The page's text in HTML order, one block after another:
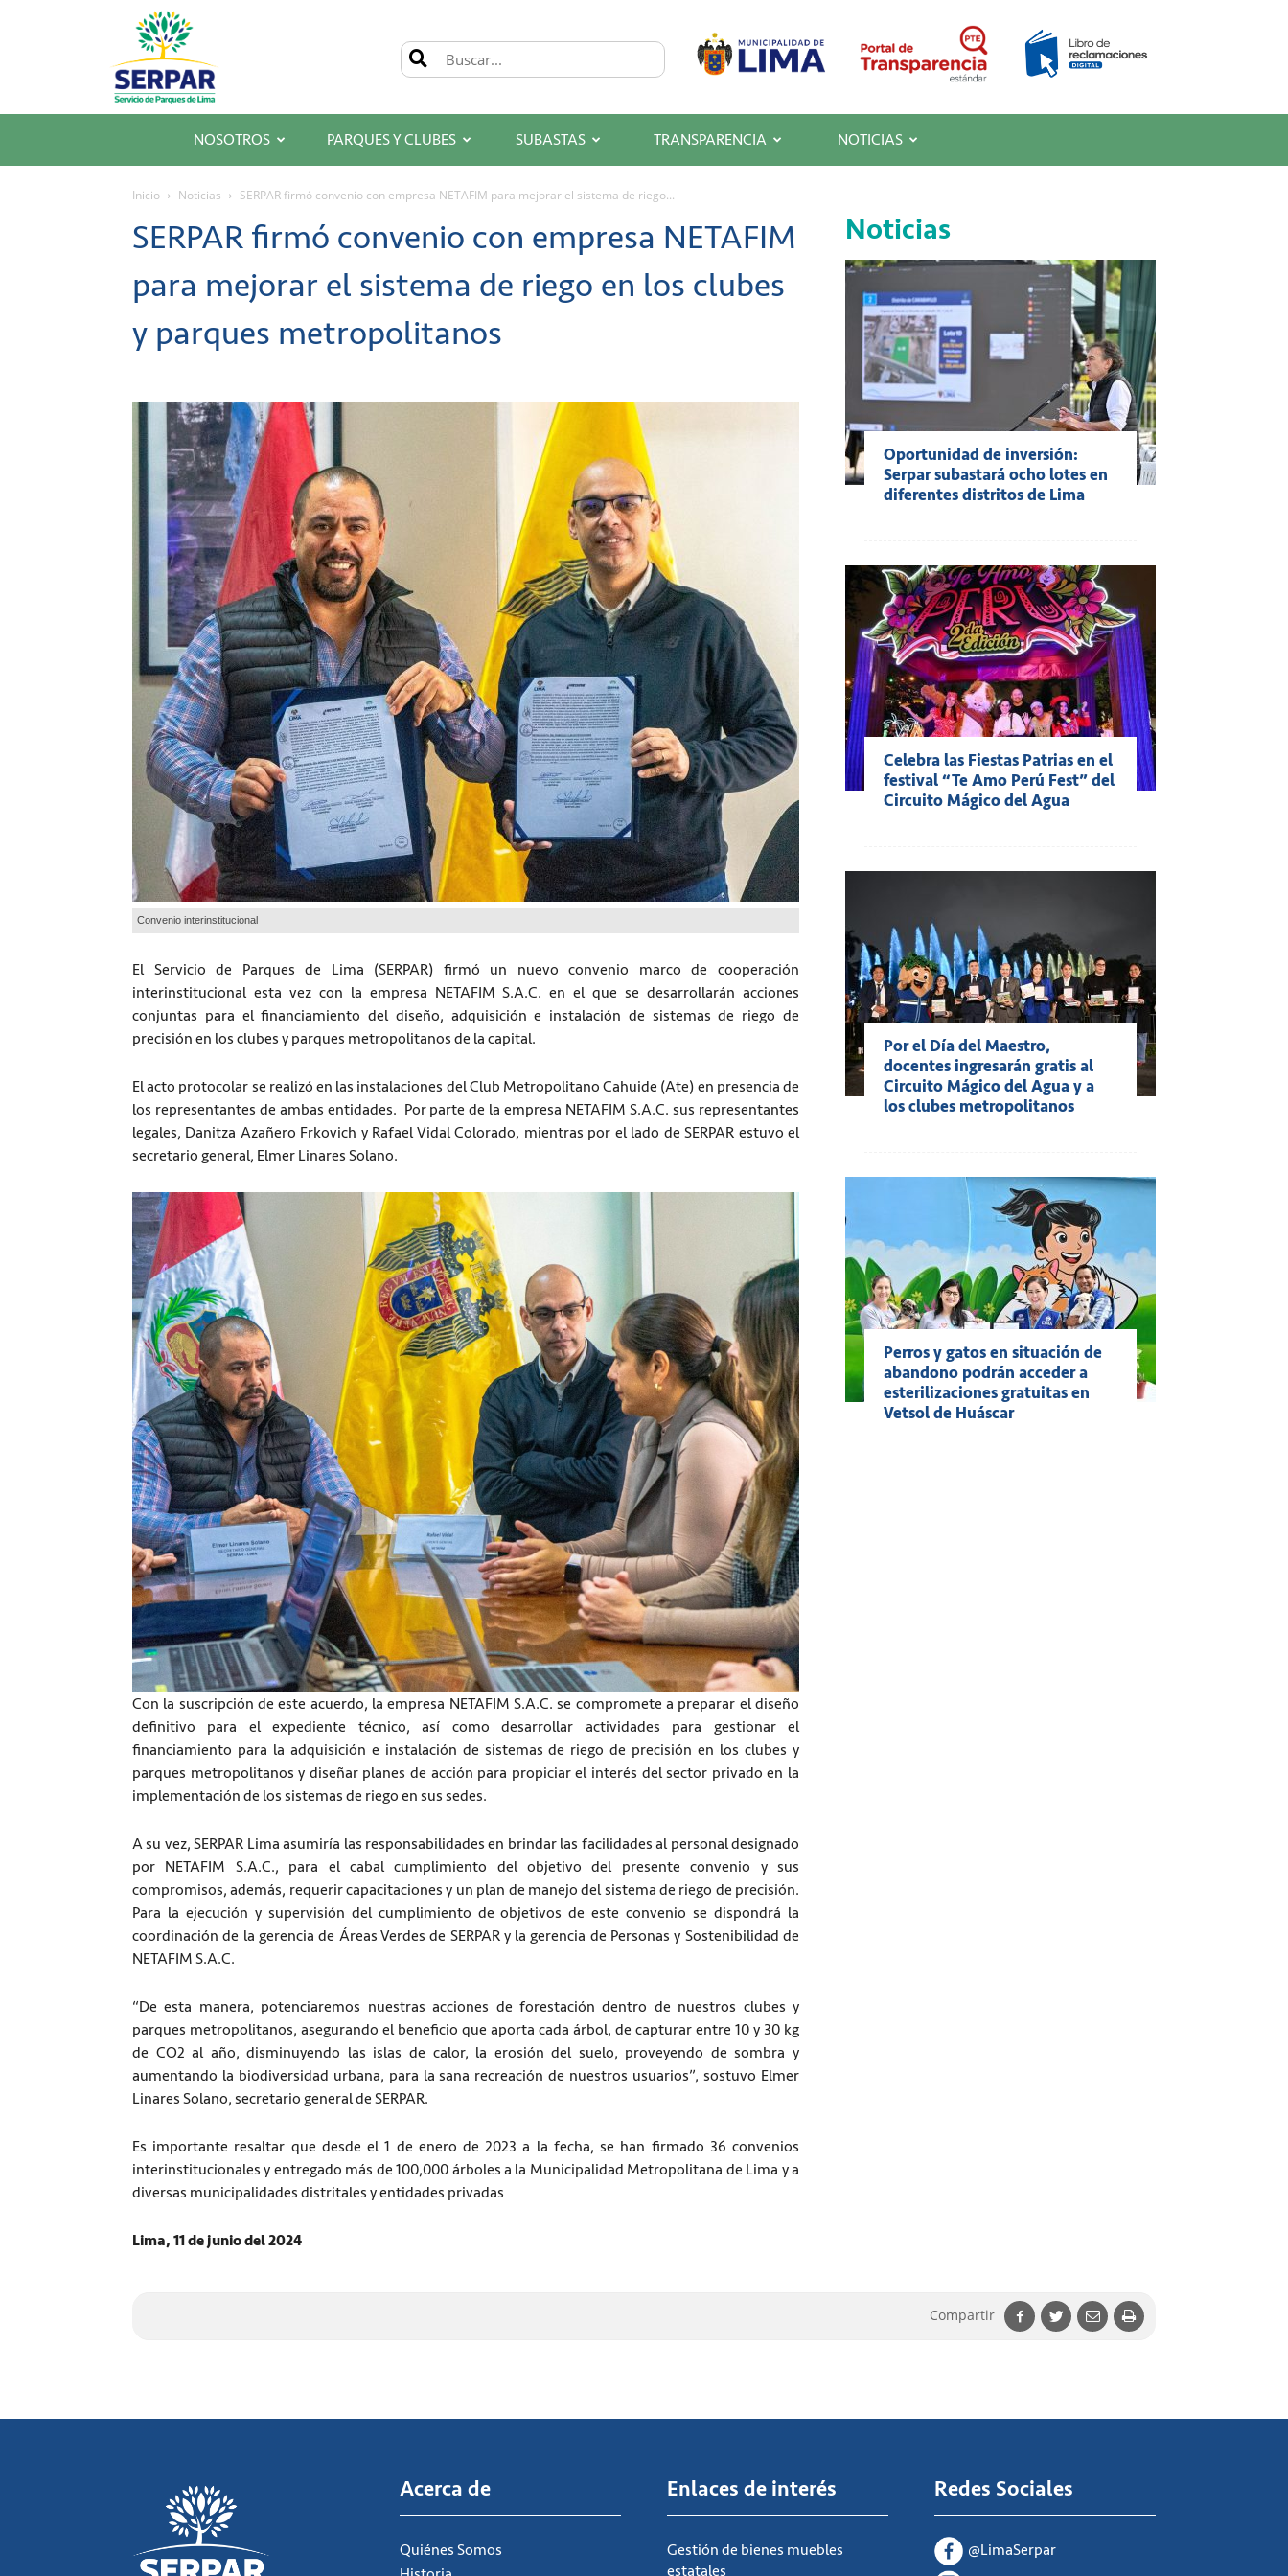
SERPAR
–
Servicio
de
Parques
de
NOSOTROS PARQUES Y CLUBES SUBASTAS TRANSPARENCIA NOTICIAS
Inicio Noticias SERPAR firmó convenio con empresa NETAFIM para mejorar el sistema de riego...
SERPAR firmó convenio con empresa NETAFIM
para mejorar el sistema de riego en los clubes
y parques metropolitanos
Convenio interinstitucional
El Servicio de Parques de Lima (SERPAR) firmó un nuevo convenio marco de cooperación
interinstitucional esta vez con la empresa NETAFIM S.A.C. en el que se desarrollarán acciones
conjuntas para el financiamiento del diseño, adquisición e instalación de sistemas de riego de
precisión en los clubes y parques metropolitanos de la capital.
El acto protocolar se realizó en las instalaciones del Club Metropolitano Cahuide (Ate) en presencia de
los representantes de ambas entidades. Por parte de la empresa NETAFIM S.A.C. sus representantes
legales, Danitza Azañero Frkovich y Rafael Vidal Colorado, mientras por el lado de SERPAR estuvo el
secretario general, Elmer Linares Solano.
Con la suscripción de este acuerdo, la empresa NETAFIM S.A.C. se compromete a preparar el diseño
definitivo para el expediente técnico, así como desarrollar actividades para gestionar el
financiamiento para la adquisición e instalación de sistemas de riego de precisión en los clubes y
parques metropolitanos y diseñar planes de acción para propiciar el interés del sector privado en la
implementación de los sistemas de riego en sus sedes.
A su vez, SERPAR Lima asumiría las responsabilidades en brindar las facilidades al personal designado
por NETAFIM S.A.C., para el cabal cumplimiento del objetivo del presente convenio y sus
compromisos, además, requerir capacitaciones y un plan de manejo del sistema de riego de precisión.
Para la ejecución y supervisión del cumplimiento de objetivos de este convenio se dispondrá la
coordinación de la gerencia de Áreas Verdes de SERPAR y la gerencia de Personas y Sostenibilidad de
NETAFIM S.A.C.
“De esta manera, potenciaremos nuestras acciones de forestación dentro de nuestros clubes y
parques metropolitanos, asegurando el beneficio que aporta cada árbol, de capturar entre 10 y 30 kg
de CO2 al año, disminuyendo las islas de calor, la erosión del suelo, proveyendo de sombra y
aumentando la biodiversidad urbana, para la sana recreación de nuestros usuarios”, sostuvo Elmer
Linares Solano, secretario general de SERPAR.
Es importante resaltar que desde el 1 de enero de 2023 a la fecha, se han firmado 36 convenios
interinstitucionales y entregado más de 100,000 árboles a la Municipalidad Metropolitana de Lima y a
diversas municipalidades distritales y entidades privadas
Lima, 11 de junio del 2024
Noticias
Oportunidad de inversión:
Serpar subastará ocho lotes en
diferentes distritos de Lima
Celebra las Fiestas Patrias en el
festival “Te Amo Perú Fest” del
Circuito Mágico del Agua
Por el Día del Maestro,
docentes ingresarán gratis al
Circuito Mágico del Agua y a
los clubes metropolitanos
Perros y gatos en situación de
abandono podrán acceder a
esterilizaciones gratuitas en
Vetsol de Huáscar
Compartir
Acerca de
Quiénes Somos
Enlaces de interés
Gestión de bienes muebles
estatales
Redes Sociales
@LimaSerpar